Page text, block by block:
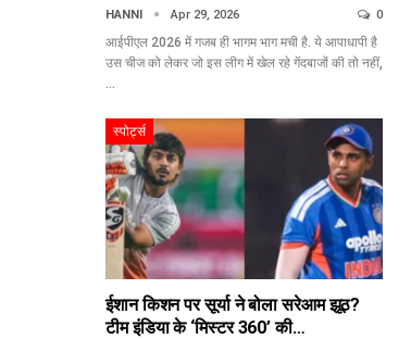
HANNI Apr 29, 2026 0
आईपीएल 2026 में गजब ही भागम भाग मची है. ये आपाधापी है
उस चीज को लेकर जो इस लीग में खेल रहे गेंदबाजों की तो नहीं,
स्पोर्ट्स
ईशान किशन पर सूर्या ने बोला सरेआम झूठ?
टीम इंडिया के ‘मिस्टर 360’ की…